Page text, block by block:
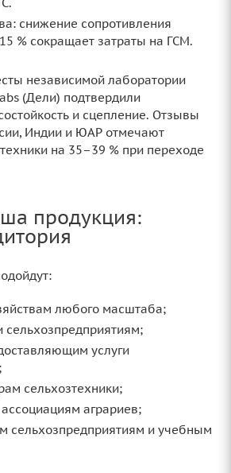
снижение сопротивления
% сокращает затраты на ГСМ.
независимой лаборатории
(Дели) подтвердили
и сцепление. Отзывы
Индии и ЮАР отмечают
на 35–39 % при переходе
продукция:
любого масштаба;
сельхозпредприятиям;
услуги
сельхозтехники;
аграриев;
сельхозпредприятиям и учебным